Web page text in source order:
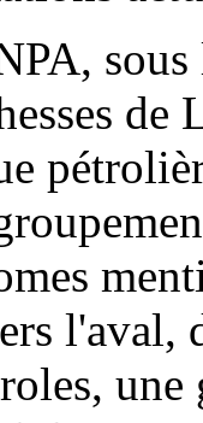
de
l'aval,